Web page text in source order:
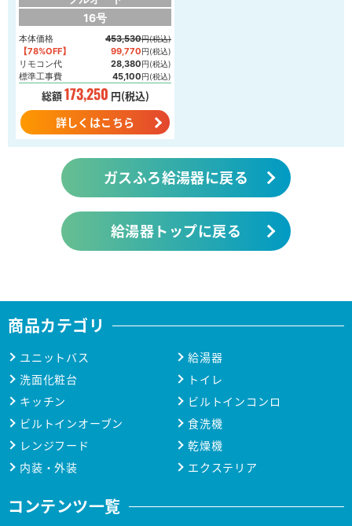
16号
本体価格 453,530円(税込)
【78%OFF】 99,770円(税込)
リモコン代 28,380円(税込)
標準工事費 45,100円(税込)
総額173,250 円(税込)
詳しくはこちら
ガスふろ給湯器に戻る
給湯器トップに戻る
商品カテゴリ
ユニットバス
給湯器
洗面化粧台
トイレ
キッチン
ビルトインコンロ
ビルトインオーブン
食洗機
レンジフード
乾燥機
内装・外装
エクステリア
コンテンツ一覧